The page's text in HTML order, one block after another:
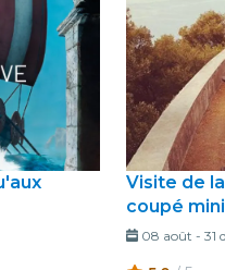
Visite de
coupé
08 août - 31